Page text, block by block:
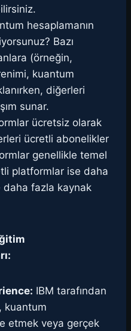
hesaplamanın
Bazı
(örneğin,
kuantum
diğerleri
sunar.
ücretsiz olarak
ücretli abonelikler
genellikle temel
platformlar ise daha
daha fazla kaynak
IBM tarafından
kuantum
etmek veya gerçek